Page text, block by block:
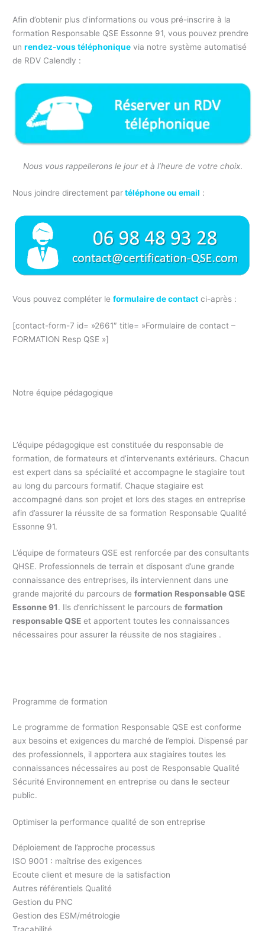
Afin d’obtenir plus d’informations ou vous pré-inscrire à la
formation Responsable QSE Essonne 91, vous pouvez prendre
unrendez-vous téléphonique via notre système automatisé
de RDV Calendly :
Nous vous rappellerons le jour et à l’heure de votre choix.
Nous joindre directement partéléphone ou email :
Vous pouvez compléter leformulaire de contact ci-après :
[contact-form-7 id= »2661″ title= »Formulaire de contact –
FORMATION Resp QSE »]
Notre équipe pédagogique
L’équipe pédagogique est constituée du responsable de
formation, de formateurs et d’intervenants extérieurs. Chacun
est expert dans sa spécialité et accompagne le stagiaire tout
au long du parcours formatif. Chaque stagiaire est
accompagné dans son projet et lors des stages en entreprise
afin d’assurer la réussite de sa formation Responsable Qualité
Essonne 91.
L’équipe de formateurs QSE est renforcée par des consultants
QHSE. Professionnels de terrain et disposant d’une grande
connaissance des entreprises, ils interviennent dans une
grande majorité du parcours deformation Responsable QSE
Essonne 91. Ils d’enrichissent le parcours deformation
responsable QSE et apportent toutes les connaissances
nécessaires pour assurer la réussite de nos stagiaires .
Programme de formation
Le programme de formation Responsable QSE est conforme
aux besoins et exigences du marché de l’emploi. Dispensé par
des professionnels, il apportera aux stagiaires toutes les
connaissances nécessaires au post de Responsable Qualité
Sécurité Environnement en entreprise ou dans le secteur
public.
Optimiser la performance qualité de son entreprise
Déploiement de l’approche processus
ISO 9001 : maîtrise des exigences
Ecoute client et mesure de la satisfaction
Autres référentiels Qualité
Gestion du PNC
Gestion des ESM/métrologie